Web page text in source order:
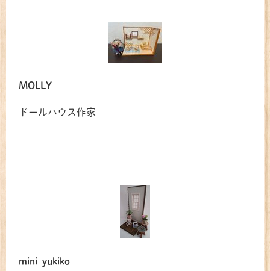
MOLLY
ドールハウス作家
mini_yukiko